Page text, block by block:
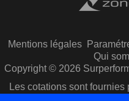
Mentions légales
Qui
Copyright © 2026
Les cotations sont